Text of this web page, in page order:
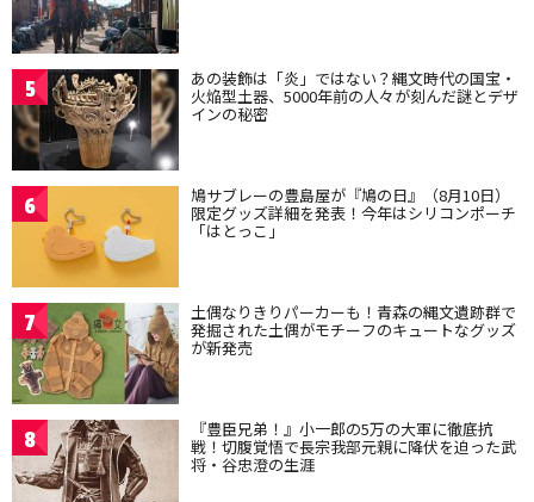
5 あの装飾は「炎」ではない？縄文時代の国宝・
火焔型土器、5000年前の人々が刻んだ謎とデザ
インの秘密
6 鳩サブレーの豊島屋が『鳩の日』（8月10日）
限定グッズ詳細を発表！今年はシリコンポーチ
「はとっこ」
7 土偶なりきりパーカーも！青森の縄文遺跡群で
発掘された土偶がモチーフのキュートなグッズ
が新発売
8 『豊臣兄弟！』小一郎の5万の大軍に徹底抗
戦！切腹覚悟で長宗我部元親に降伏を迫った武
将・谷忠澄の生涯